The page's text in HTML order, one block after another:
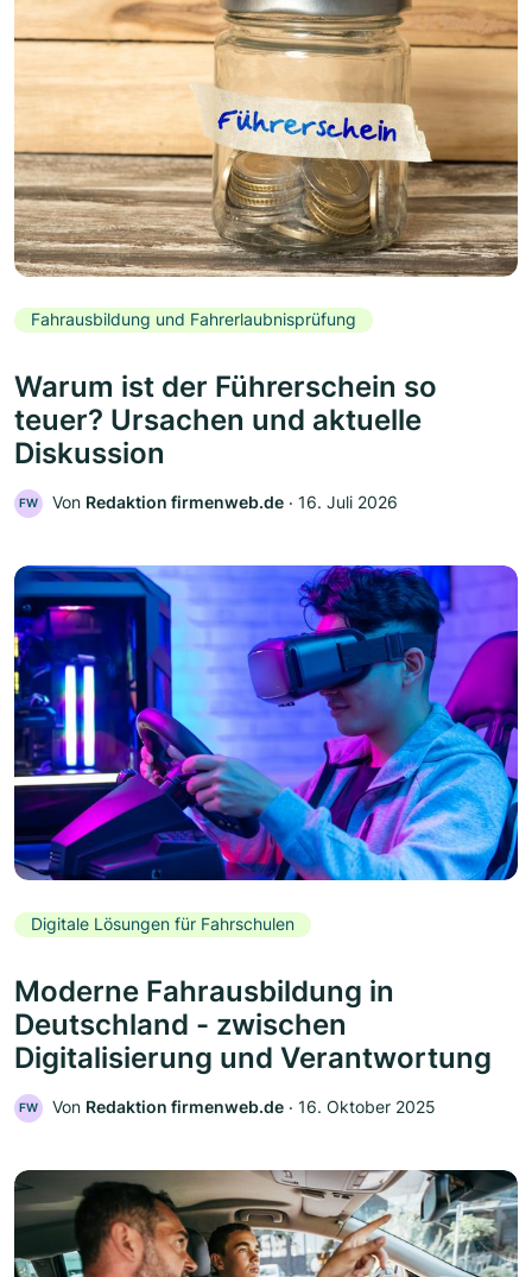
Fahrausbildung und Fahrerlaubnisprüfung
Warum ist der Führerschein so
teuer? Ursachen und aktuelle
Diskussion
FW Von Redaktion firmenweb.de ‧ 16. Juli 2026
Digitale Lösungen für Fahrschulen
Moderne Fahrausbildung in
Deutschland - zwischen
Digitalisierung und Verantwortung
FW Von Redaktion firmenweb.de ‧ 16. Oktober 2025